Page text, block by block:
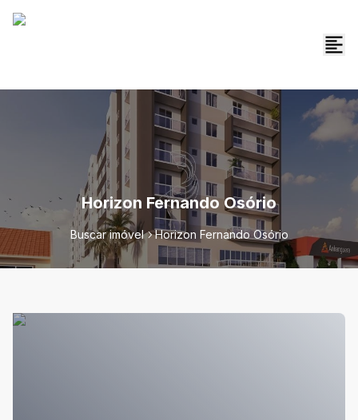
Horizon Fernando Osório
Buscar imóvel Horizon Fernando Osório